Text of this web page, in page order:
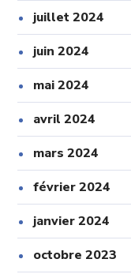
juillet 2024
juin 2024
mai 2024
avril 2024
mars 2024
février 2024
janvier 2024
octobre 2023